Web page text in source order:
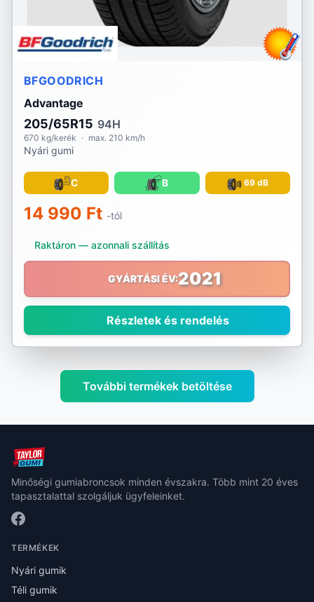
BFGOODRICH
Advantage
205/65R15 94H
670 kg/kerék · max. 210 km/h
Nyári gumi
C B 69 dB
14 990 Ft -tól
Raktáron — azonnali szállítás
GYÁRTÁSI ÉV:2021
Részletek és rendelés
További termékek betöltése
Minőségi gumiabroncsok minden évszakra. Több mint 20 éves
tapasztalattal szolgáljuk ügyfeleinket.
TERMÉKEK
Nyári gumik
Téli gumik